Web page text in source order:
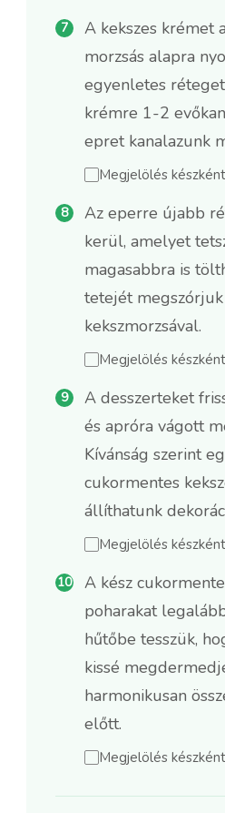
A kekszes krémet
morzsás alapra
egyenletes
krémre 1-2
epret kanalazunk
Megjelölés készként
Az eperre újabb
kerül, amelyet
magasabbra is
tetejét
kekszmorzsával.
Megjelölés készként
A desszerteket
és apróra vágott
Kívánság szerint
cukormentes
állíthatunk
Megjelölés készként
A kész
poharakat
hűtőbe tesszük,
kissé
harmonikusan
előtt.
Megjelölés készként